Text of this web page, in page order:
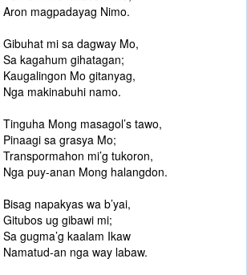
Aron magpadayag Nimo.
Gibuhat mi sa dagway Mo,
Sa kagahum gihatagan;
Kaugalingon Mo gitanyag,
Nga makinabuhi namo.
Tinguha Mong masagol’s tawo,
Pinaagi sa grasya Mo;
Transpormahon mi’g tukoron,
Nga puy-anan Mong halangdon.
Bisag napakyas wa b’yai,
Gitubos ug gibawi mi;
Sa gugma’g kaalam Ikaw
Namatud-an nga way labaw.